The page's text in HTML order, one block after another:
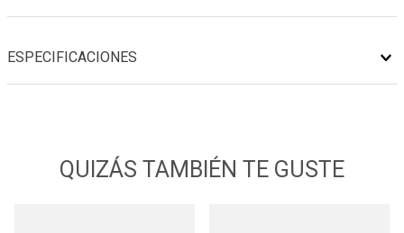
ESPECIFICACIONES
QUIZÁS TAMBIÉN TE GUSTE